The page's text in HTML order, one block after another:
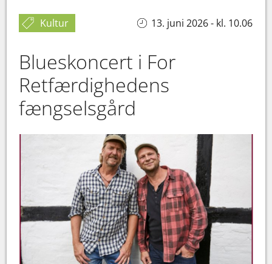
Kultur 13. juni 2026 - kl. 10.06
Blueskoncert i For
Retfærdighedens
fængselsgård